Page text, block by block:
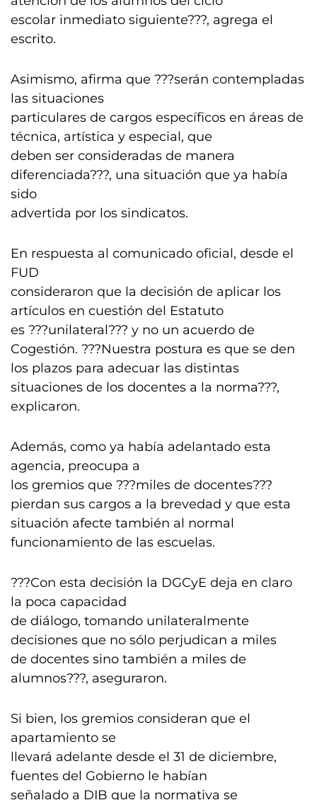
escolar inmediato siguiente???, agrega el
escrito.
Asimismo, afirma que ???serán contempladas
las situaciones
particulares de cargos específicos en áreas de
técnica, artística y especial, que
deben ser consideradas de manera
diferenciada???, una situación que ya había
sido
advertida por los sindicatos.
En respuesta al comunicado oficial, desde el
FUD
consideraron que la decisión de aplicar los
artículos en cuestión del Estatuto
es ???unilateral??? y no un acuerdo de
Cogestión. ???Nuestra postura es que se den
los plazos para adecuar las distintas
situaciones de los docentes a la norma???,
explicaron.
Además, como ya había adelantado esta
agencia, preocupa a
los gremios que ???miles de docentes???
pierdan sus cargos a la brevedad y que esta
situación afecte también al normal
funcionamiento de las escuelas.
???Con esta decisión la DGCyE deja en claro
la poca capacidad
de diálogo, tomando unilateralmente
decisiones que no sólo perjudican a miles
de docentes sino también a miles de
alumnos???, aseguraron.
Si bien, los gremios consideran que el
apartamiento se
llevará adelante desde el 31 de diciembre,
fuentes del Gobierno le habían
señalado a DIB que la normativa se